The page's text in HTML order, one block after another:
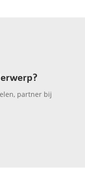
partner bij